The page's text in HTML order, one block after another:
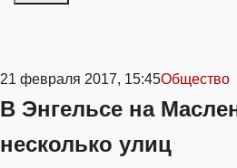
21 февраля 2017, 15:45Общество
В Энгельсе на
несколько улиц